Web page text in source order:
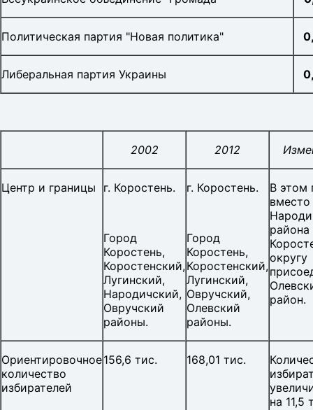
Политическая партия "Новая политика" 0,
Либеральная партия Украины 0,
2002 2012
Центр и границы г. Коростень.
Город
Коростень,
Коростенский,
Лугинский,
Народичский,
Овручский
районы.
г. Коростень.
Город
Коростень,
Коростенский,
Лугинский,
Овручский,
Олевский
районы.
В этом
вместо
района
округу
район.
Ориентировочное
количество
избирателей
156,6 тис. 168,01 тис.
на 11,5